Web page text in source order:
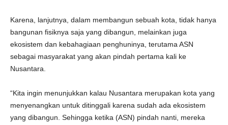
Karena, lanjutnya, dalam membangun sebuah kota, tidak hanya
bangunan fisiknya saja yang dibangun, melainkan juga
ekosistem dan kebahagiaan penghuninya, terutama ASN
sebagai masyarakat yang akan pindah pertama kali ke
Nusantara.
“Kita ingin menunjukkan kalau Nusantara merupakan kota yang
menyenangkan untuk ditinggali karena sudah ada ekosistem
yang dibangun. Sehingga ketika (ASN) pindah nanti, mereka